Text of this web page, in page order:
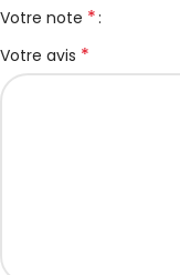
Votre note *
Votre avis *